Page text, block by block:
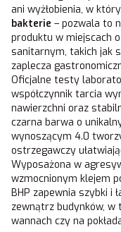
ani wyżłobienia, w
bakterie – pozwala to
produktu w miejscach
sanitarnym, takich jak
zaplecza
Oficjalne testy
współczynnik tarcia
nawierzchni oraz
czarna barwa o
wynoszącym 4.0
ostrzegawczy
Wyposażona w
wzmocnionym klejem
BHP zapewnia szybki i
zewnątrz budynków, w
wannach czy na